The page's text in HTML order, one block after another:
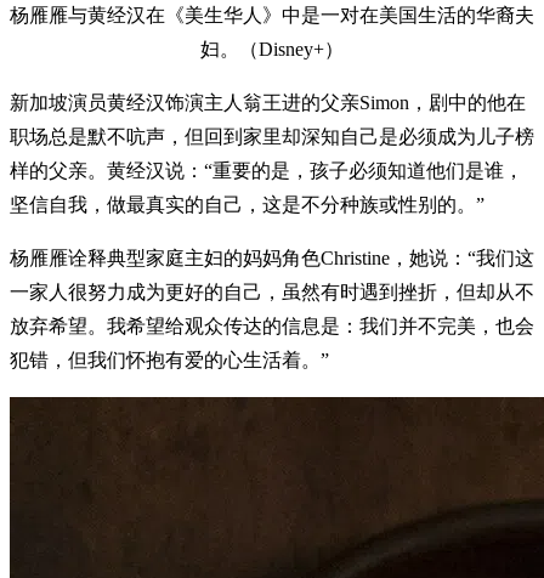
杨雁雁与黄经汉在《美生华人》中是一对在美国生活的华裔夫
妇。（Disney+）
新加坡演员黄经汉饰演主人翁王进的父亲Simon，剧中的他在
职场总是默不吭声，但回到家里却深知自己是必须成为儿子榜
样的父亲。黄经汉说：“重要的是，孩子必须知道他们是谁，
坚信自我，做最真实的自己，这是不分种族或性别的。”
杨雁雁诠释典型家庭主妇的妈妈角色Christine，她说：“我们这
一家人很努力成为更好的自己，虽然有时遇到挫折，但却从不
放弃希望。我希望给观众传达的信息是：我们并不完美，也会
犯错，但我们怀抱有爱的心生活着。”